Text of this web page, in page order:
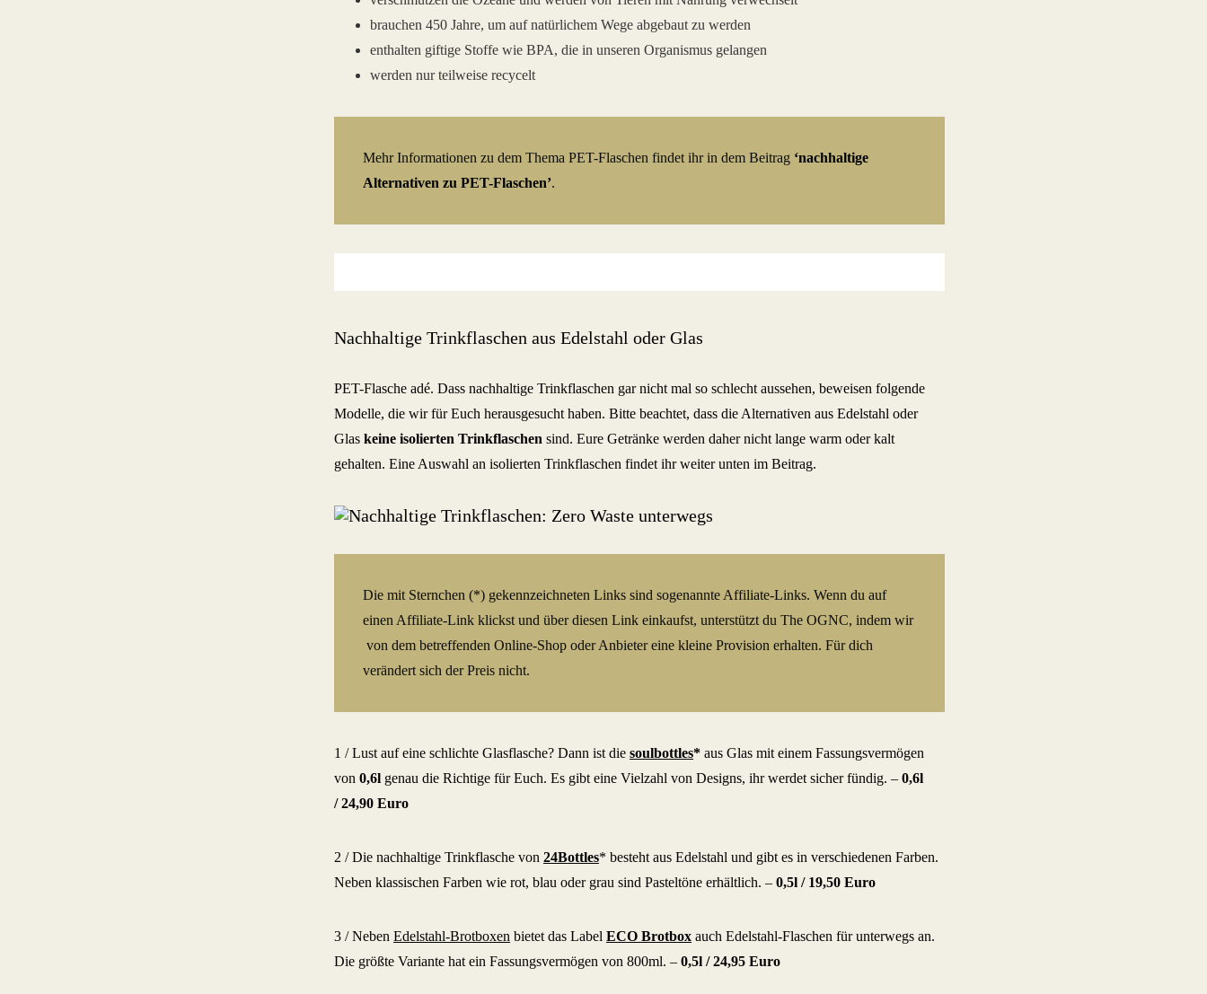
brauchen 450 Jahre, um auf natürlichem Wege abgebaut zu werden
enthalten giftige Stoffe wie BPA, die in unseren Organismus gelangen
werden nur teilweise recycelt
Mehr Informationen zu dem Thema PET-Flaschen findet ihr in dem Beitrag ‘nachhaltige
Alternativen zu PET-Flaschen’.
Nachhaltige Trinkflaschen aus Edelstahl oder Glas
PET-Flasche adé. Dass nachhaltige Trinkflaschen gar nicht mal so schlecht aussehen, beweisen folgende
Modelle, die wir für Euch herausgesucht haben. Bitte beachtet, dass die Alternativen aus Edelstahl oder
Glas keine isolierten Trinkflaschen sind. Eure Getränke werden daher nicht lange warm oder kalt
gehalten. Eine Auswahl an isolierten Trinkflaschen findet ihr weiter unten im Beitrag.
Die mit Sternchen (*) gekennzeichneten Links sind sogenannte Affiliate-Links. Wenn du auf
einen Affiliate-Link klickst und über diesen Link einkaufst, unterstützt du The OGNC, indem wir
von dem betreffenden Online-Shop oder Anbieter eine kleine Provision erhalten. Für dich
verändert sich der Preis nicht.
1 / Lust auf eine schlichte Glasflasche? Dann ist die soulbottles* aus Glas mit einem Fassungsvermögen
von 0,6l genau die Richtige für Euch. Es gibt eine Vielzahl von Designs, ihr werdet sicher fündig. – 0,6l
/ 24,90 Euro
2 / Die nachhaltige Trinkflasche von 24Bottles* besteht aus Edelstahl und gibt es in verschiedenen Farben.
Neben klassischen Farben wie rot, blau oder grau sind Pasteltöne erhältlich. – 0,5l / 19,50 Euro
3 / Neben Edelstahl-Brotboxen bietet das Label ECO Brotbox auch Edelstahl-Flaschen für unterwegs an.
Die größte Variante hat ein Fassungsvermögen von 800ml. – 0,5l / 24,95 Euro